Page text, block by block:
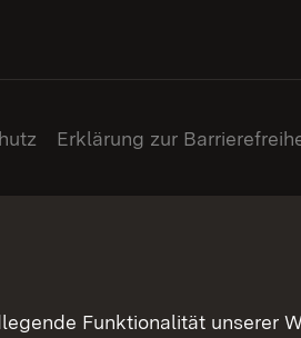
Erklärung zur
Funktionalität unserer